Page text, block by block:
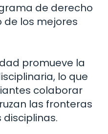
de derecho
de los mejores
promueve la
lo que
colaborar
las fronteras